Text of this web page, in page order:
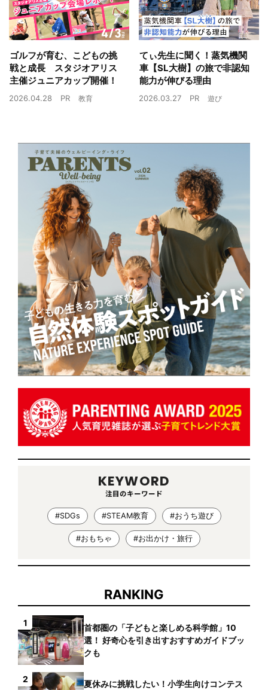
ゴルフが育む、こどもの挑
戦と成長 スタジオアリス
主催ジュニアカップ開催！
2026.04.28 PR 教育
てぃ先生に聞く！蒸気機関
車【SL大樹】の旅で非認知
能力が伸びる理由
2026.03.27 PR 遊び
KEYWORD
注目のキーワード
#SDGs #STEAM教育 #おうち遊び
#おもちゃ #お出かけ・旅行
RANKING
1
首都圏の「子どもと楽しめる科学館」10
選！ 好奇心を引き出すおすすめガイドブッ
クも
2
夏休みに挑戦したい！小学生向けコンテス